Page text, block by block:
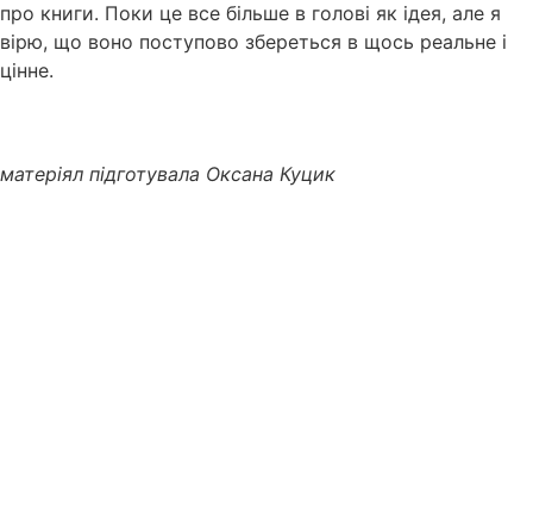
про книги. Поки це все більше в голові як ідея, але я
вірю, що воно поступово збереться в щось реальне і
цінне.
матеріял підготувала Оксана Куцик